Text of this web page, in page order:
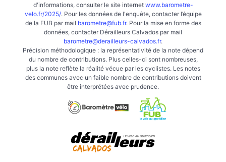
d'informations, consulter le site internet www.barometre-
velo.fr/2025/. Pour les données de l'enquête, contacter l’équipe
de la FUB par mail barometre@fub.fr. Pour la mise en forme des
données, contacter Dérailleurs Calvados par mail
barometre@derailleurs-calvados.fr.
Précision méthodologique : la représentativité de la note dépend
du nombre de contributions. Plus celles-ci sont nombreuses,
plus la note reflète la réalité vécue par les cyclistes. Les notes
des communes avec un faible nombre de contributions doivent
être interprétées avec prudence.